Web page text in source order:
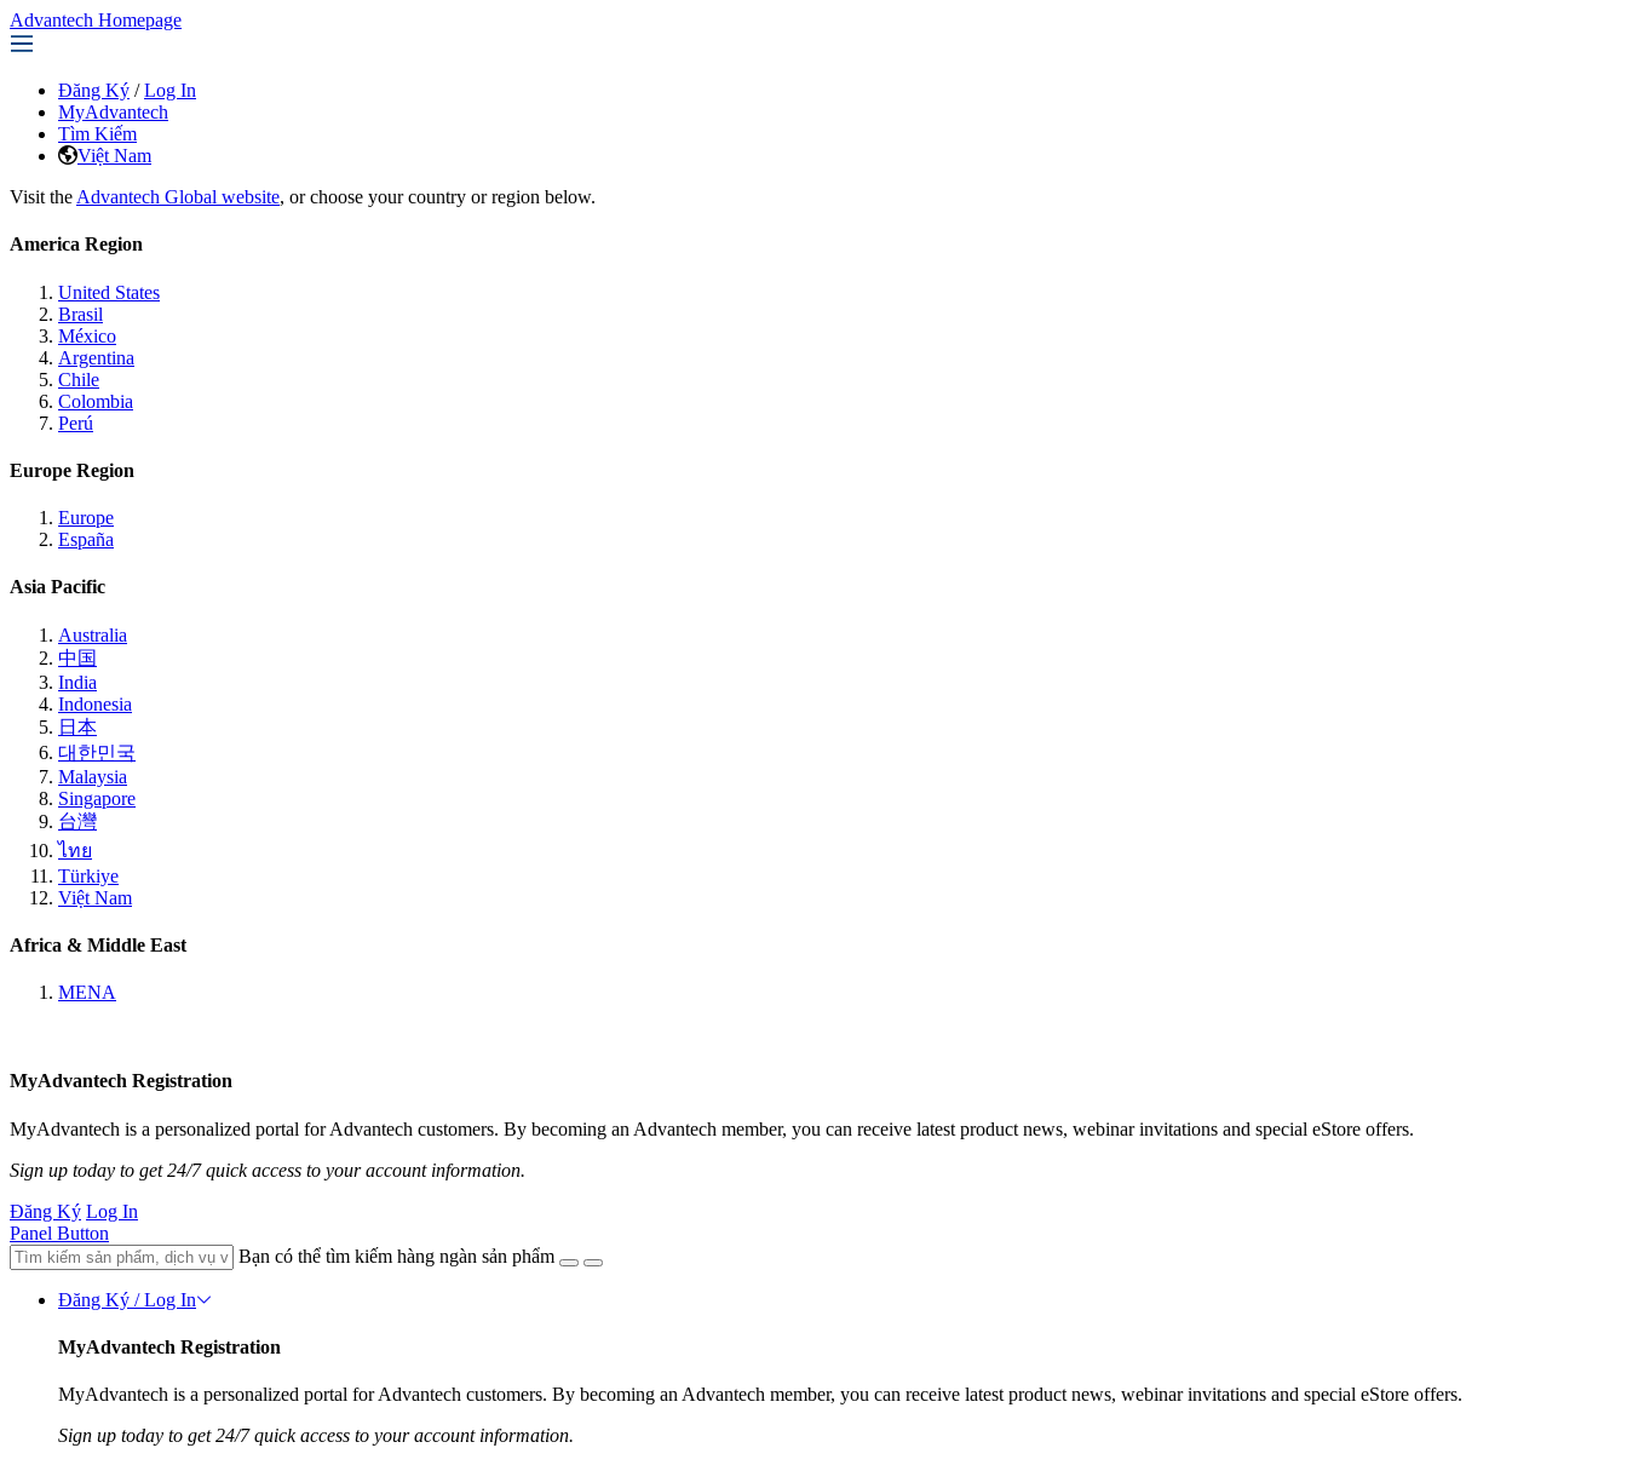
Advantech Homepage
Đăng Ký / Log In
MyAdvantech
Tìm Kiếm
Việt Nam
Visit the Advantech Global website, or choose your country or region below.
America Region
United States
Brasil
México
Argentina
Chile
Colombia
Perú
Europe Region
Europe
España
Asia Pacific
Australia
中国
India
Indonesia
日本
대한민국
Malaysia
Singapore
台灣
ไทย
Türkiye
Việt Nam
Africa & Middle East
MENA
MyAdvantech Registration
MyAdvantech is a personalized portal for Advantech customers. By becoming an Advantech member, you can receive latest product news, webinar invitations and special eStore offers.
Sign up today to get 24/7 quick access to your account information.
Đăng Ký Log In
Panel Button
Bạn có thể tìm kiếm hàng ngàn sản phẩm
Đăng Ký / Log In
MyAdvantech Registration
MyAdvantech is a personalized portal for Advantech customers. By becoming an Advantech member, you can receive latest product news, webinar invitations and special eStore offers.
Sign up today to get 24/7 quick access to your account information.